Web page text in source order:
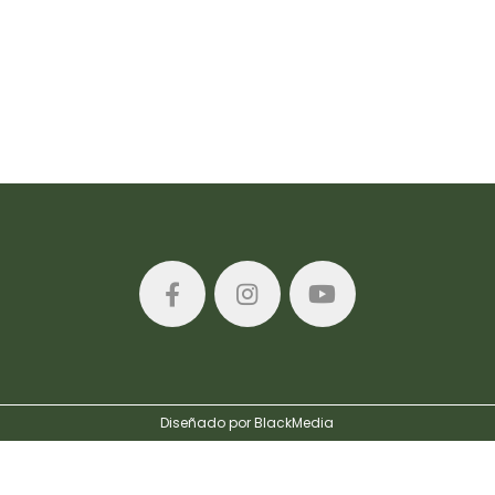
Diseñado por BlackMedia